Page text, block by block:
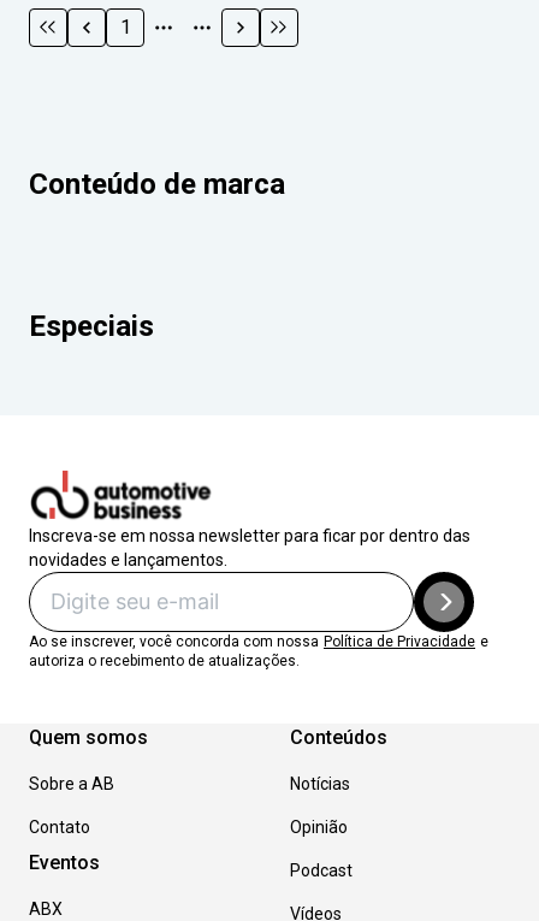
1
Conteúdo de marca
Especiais
Inscreva-se em nossa newsletter para ficar por dentro das
novidades e lançamentos.
Ao se inscrever, você concorda com nossa Política de Privacidade e
autoriza o recebimento de atualizações.
Quem somos
Sobre a AB
Contato
Eventos
ABX
Conteúdos
Notícias
Opinião
Podcast
Vídeos